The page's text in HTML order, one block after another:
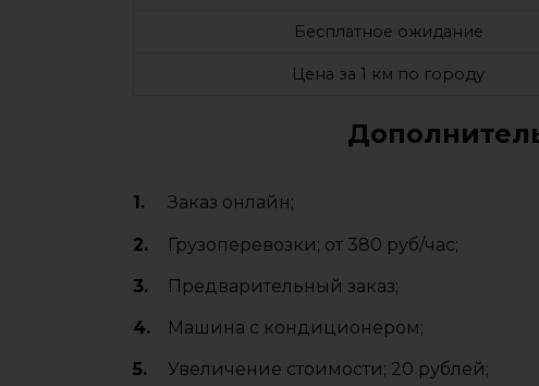
Бесплатное ожидание
Цена за 1 км по городу
Заказ онлайн;
Грузоперевозки; от 380 руб/час;
Предварительный заказ;
Машина с кондиционером;
Увеличение стоимости; 20 рублей;